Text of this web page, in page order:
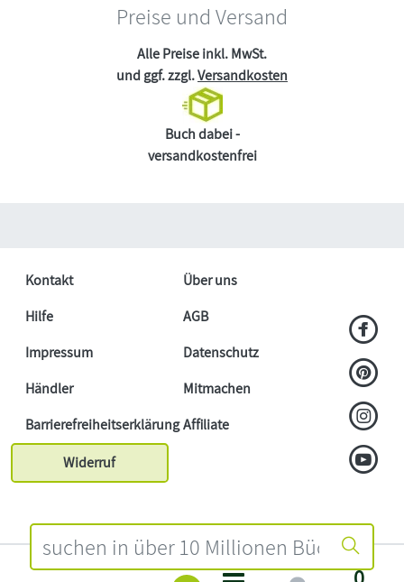
Preise und Versand
Alle Preise inkl. MwSt.
und ggf. zzgl.Versandkosten
Buch dabei -
versandkostenfrei
Kontakt
Über uns
Hilfe
AGB
Impressum
Datenschutz
Händler
Mitmachen
BarrierefreiheitserklärungAffiliate
Widerruf